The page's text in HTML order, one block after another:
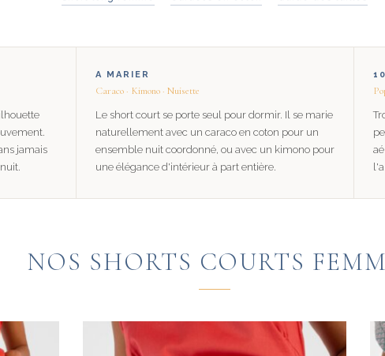
jamais
A MARIER
Caraco · Kimono · Nuisette
Le short court se porte seul pour dormir. Il se marie
naturellement avec un caraco en coton pour un
ensemble nuit coordonné, ou avec un kimono pour
une élégance d'intérieur à part entière.
NOS SHORTS COURTS